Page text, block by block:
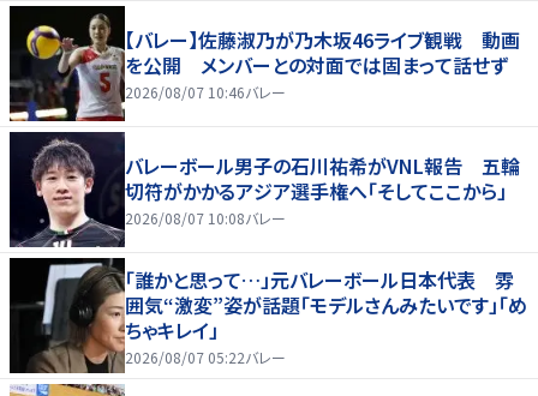
【バレー】佐藤淑乃が乃木坂46ライブ観戦 動画
を公開 メンバーとの対面では固まって話せず
2026/08/07 10:46バレー
バレーボール男子の石川祐希がVNL報告 五輪
切符がかかるアジア選手権へ「そしてここから」
2026/08/07 10:08バレー
「誰かと思って…」元バレーボール日本代表 雰
囲気“激変”姿が話題「モデルさんみたいです」「め
ちゃキレイ」
2026/08/07 05:22バレー